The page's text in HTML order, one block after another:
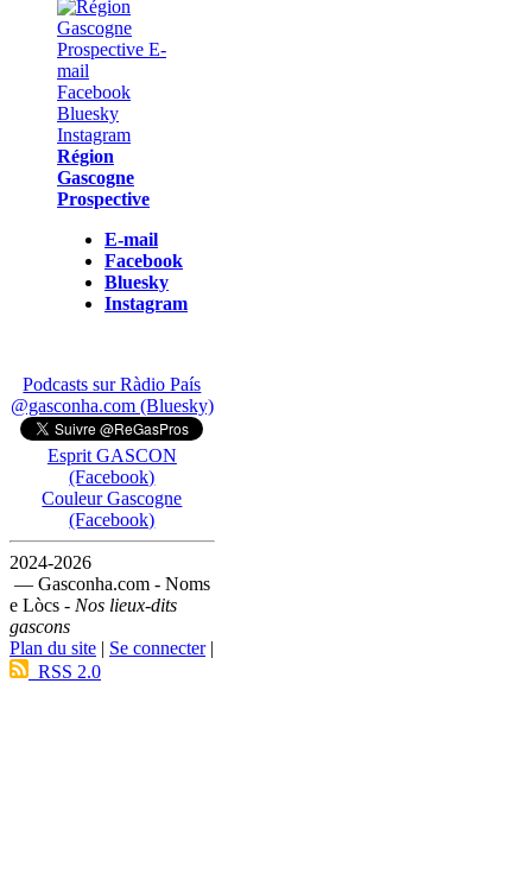
Région
Gascogne
Prospective
E-mail
Facebook
Bluesky
Instagram
Podcasts sur Ràdio País
@gasconha.com (Bluesky)
Esprit GASCON
(Facebook)
Couleur Gascogne
(Facebook)
2024-2026
— Gasconha.com - Noms
e Lòcs - Nos lieux-dits
gascons
Plan du site | Se connecter|
RSS 2.0